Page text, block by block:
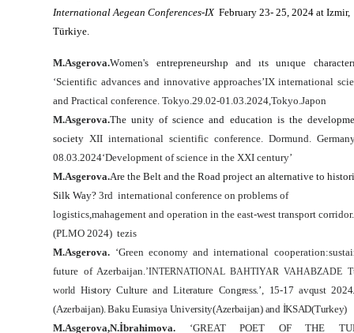
International Aegean Conferences-IX February 23- 25, 2024 at Izmir,
Türkiye.
M.Asgerova.Women's entrepreneurshıp and ıts unıque
‘Scientific advances and innovative approaches’IX international
and Practical conference. Tokyo.29.02-01.03.2024,Tokyo.Japon
M.Asgerova.The unity of science and education is the
society XII international scientific conference. Dormund.
08.03.2024‘Development of science in the XXI century’
M.Asgerova.Are the Belt and the Road project an alternative to
Silk Way? 3rd international conference on problems of
logistics,mahagement and operation in the east-west transport corridor.
(PLMO 2024) tezis
M.Asgerova. ‘Green economy and international cooperation:
future of Azerbaijan.’INTERNATIONAL BAHTIYAR VAHABZADE
world History Culture and Literature Congress.’, 15-17 avqust
(Azerbaijan). Baku Eurasiya University(Azerbaijan) and İKSAD(Turkey)
M.Asgerova,N.İbrahimova. ‘GREAT POET OF THE